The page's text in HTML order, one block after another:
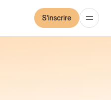
S'inscrire